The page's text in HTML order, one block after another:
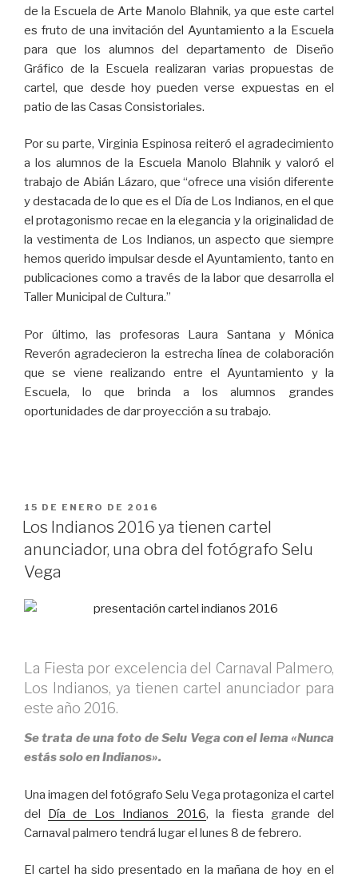
de la Escuela de Arte Manolo Blahnik, ya que este cartel
es fruto de una invitación del Ayuntamiento a la Escuela
para que los alumnos del departamento de Diseño
Gráfico de la Escuela realizaran varias propuestas de
cartel, que desde hoy pueden verse expuestas en el
patio de las Casas Consistoriales.
Por su parte, Virginia Espinosa reiteró el agradecimiento
a los alumnos de la Escuela Manolo Blahnik y valoró el
trabajo de Abián Lázaro, que “ofrece una visión diferente
y destacada de lo que es el Día de Los Indianos, en el que
el protagonismo recae en la elegancia y la originalidad de
la vestimenta de Los Indianos, un aspecto que siempre
hemos querido impulsar desde el Ayuntamiento, tanto en
publicaciones como a través de la labor que desarrolla el
Taller Municipal de Cultura.”
Por último, las profesoras Laura Santana y Mónica
Reverón agradecieron la estrecha línea de colaboración
que se viene realizando entre el Ayuntamiento y la
Escuela, lo que brinda a los alumnos grandes
oportunidades de dar proyección a su trabajo.
PUBLICADO
EL
15 DE ENERO DE 2016
Los Indianos 2016 ya tienen cartel
anunciador, una obra del fotógrafo Selu
Vega
La Fiesta por excelencia del Carnaval Palmero,
Los Indianos, ya tienen cartel anunciador para
este año 2016.
Se trata de una foto de Selu Vega con el lema «Nunca
estás solo en Indianos».
Una imagen del fotógrafo Selu Vega protagoniza el cartel
del Día de Los Indianos 2016, la fiesta grande del
Carnaval palmero tendrá lugar el lunes 8 de febrero.
El cartel ha sido presentado en la mañana de hoy en el